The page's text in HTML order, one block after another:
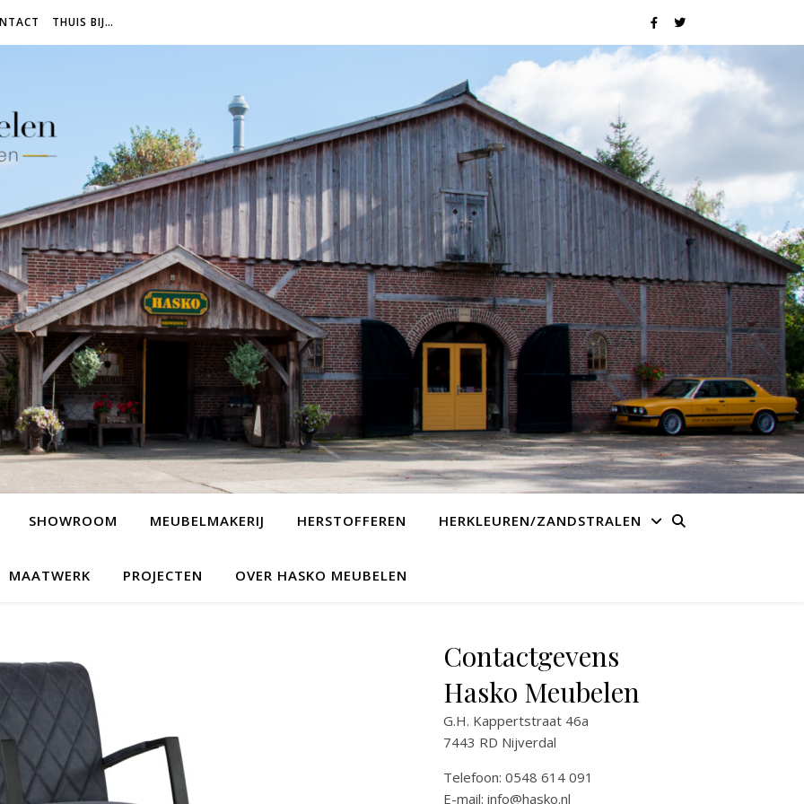
THUIS BIJ…
SHOWROOM MEUBELMAKERIJ HERSTOFFEREN HERKLEUREN/ZANDSTRALEN
MAATWERK PROJECTEN OVER HASKO MEUBELEN
Contactgevens
Hasko Meubelen
G.H. Kappertstraat 46a
7443 RD Nijverdal
Telefoon: 0548 614 091
E-mail: info@hasko.nl